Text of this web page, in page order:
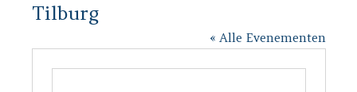
Tilburg
« Alle Evenementen